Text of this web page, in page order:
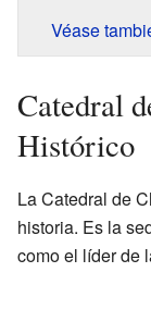
Véase
Catedral
Histórico
La Catedral de
historia. Es la
como el líder de